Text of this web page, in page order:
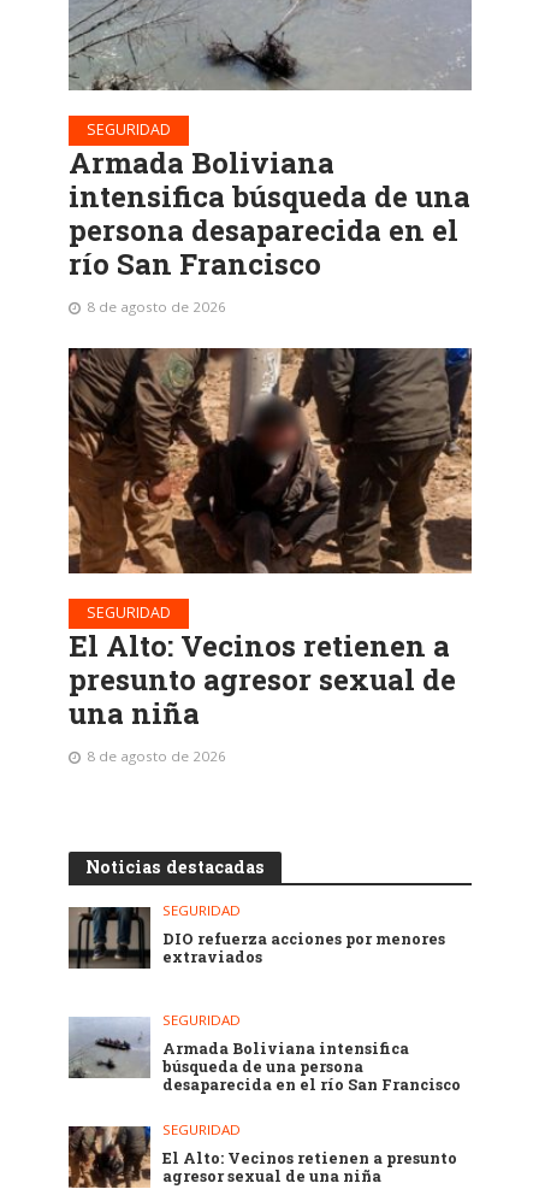
SEGURIDAD
Armada Boliviana
intensifica búsqueda de una
persona desaparecida en el
río San Francisco
8 de agosto de 2026
SEGURIDAD
El Alto: Vecinos retienen a
presunto agresor sexual de
una niña
8 de agosto de 2026
Noticias destacadas
SEGURIDAD
DIO refuerza acciones por menores
extraviados
SEGURIDAD
Armada Boliviana intensifica
búsqueda de una persona
desaparecida en el río San Francisco
SEGURIDAD
El Alto: Vecinos retienen a presunto
agresor sexual de una niña